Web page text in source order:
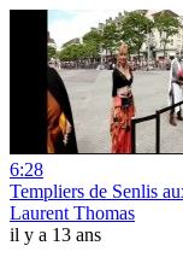
6:28
Templiers de Senlis
Laurent Thomas
il y a 13 ans